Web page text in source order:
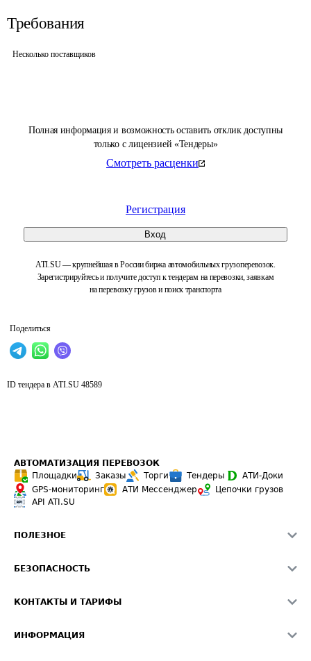
Полная информация и возможность оставить отклик доступны
только с лицензией «Тендеры»
Смотреть расценки
Регистрация
Вход
ATI.SU — крупнейшая в России биржа автомобильных грузоперевозок.
Зарегистрируйтесь и получите доступ к тендерам на перевозки, заявкам
на перевозку грузов и поиск транспорта
Поделиться
Требования
Несколько поставщиков
ID тендера в ATI.SU 48589
АВТОМАТИЗАЦИЯ ПЕРЕВОЗОК
Площадки
Заказы Торги Тендеры
АТИ-Доки
GPS-мониторинг
АТИ Мессенджер
Цепочки грузов
API ATI.SU
ПОЛЕЗНОЕ
Звезды ATI.SU на вашем сайте
Средние ставки
БЕЗОПАСНОСТЬ
Светофор+
КОНТАКТЫ И ТАРИФЫ
ИНФОРМАЦИЯ